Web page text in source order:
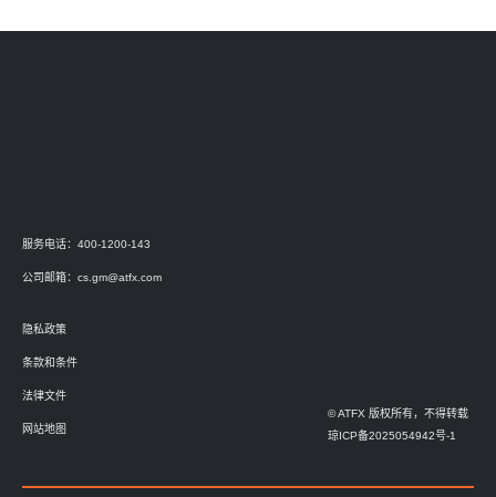
服务电话：400-1200-143
公司邮箱： cs.gm@atfx.com
隐私政策
条款和条件
法律文件
网站地图
© ATFX 版权所有，不得转载
琼ICP备2025054942号-1